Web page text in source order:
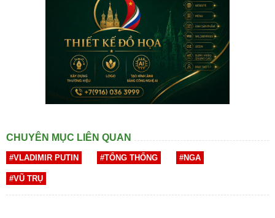
CHUYÊN MỤC LIÊN QUAN
#VLADIMIR PUTIN #TỔNG THỐNG #NGA
#VŨ TRỤ